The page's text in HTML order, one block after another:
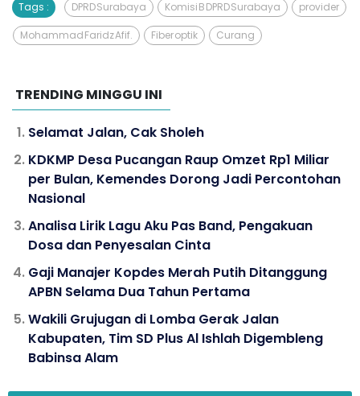
Tags : DPRD Surabaya Komisi B DPRD Surabaya provider
Mohammad Faridz Afif. Fiber optik Curang
TRENDING MINGGU INI
Selamat Jalan, Cak Sholeh
KDKMP Desa Pucangan Raup Omzet Rp1 Miliar
per Bulan, Kemendes Dorong Jadi Percontohan
Nasional
Analisa Lirik Lagu Aku Pas Band, Pengakuan
Dosa dan Penyesalan Cinta
Gaji Manajer Kopdes Merah Putih Ditanggung
APBN Selama Dua Tahun Pertama
Wakili Grujugan di Lomba Gerak Jalan
Kabupaten, Tim SD Plus Al Ishlah Digembleng
Babinsa Alam